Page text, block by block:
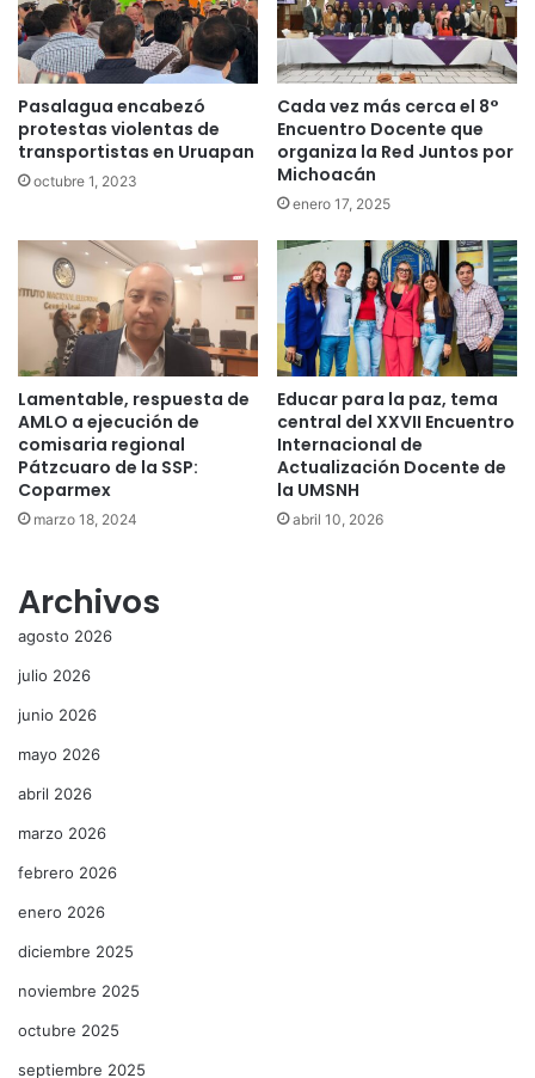
Pasalagua encabezó
protestas violentas de
transportistas en Uruapan
octubre 1, 2023
Cada vez más cerca el 8°
Encuentro Docente que
organiza la Red Juntos por
Michoacán
enero 17, 2025
Lamentable, respuesta de
AMLO a ejecución de
comisaria regional
Pátzcuaro de la SSP:
Coparmex
marzo 18, 2024
Educar para la paz, tema
central del XXVII Encuentro
Internacional de
Actualización Docente de
la UMSNH
abril 10, 2026
Archivos
agosto 2026
julio 2026
junio 2026
mayo 2026
abril 2026
marzo 2026
febrero 2026
enero 2026
diciembre 2025
noviembre 2025
octubre 2025
septiembre 2025